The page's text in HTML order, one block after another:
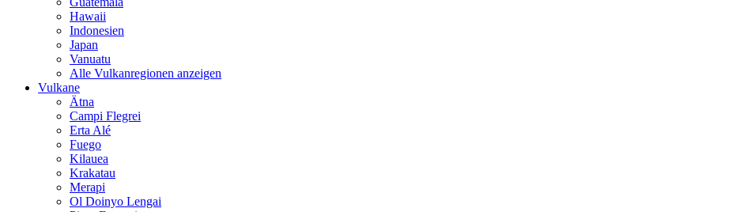
Hawaii
Indonesien
Japan
Vanuatu
Alle Vulkanregionen anzeigen
Vulkane
Ätna
Campi Flegrei
Erta Alé
Fuego
Kilauea
Krakatau
Merapi
Ol Doinyo Lengai